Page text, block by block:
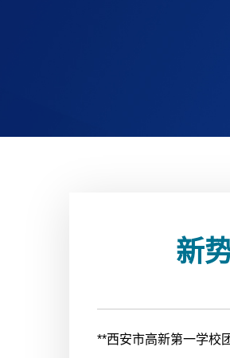
新
**西安市高新第一学校